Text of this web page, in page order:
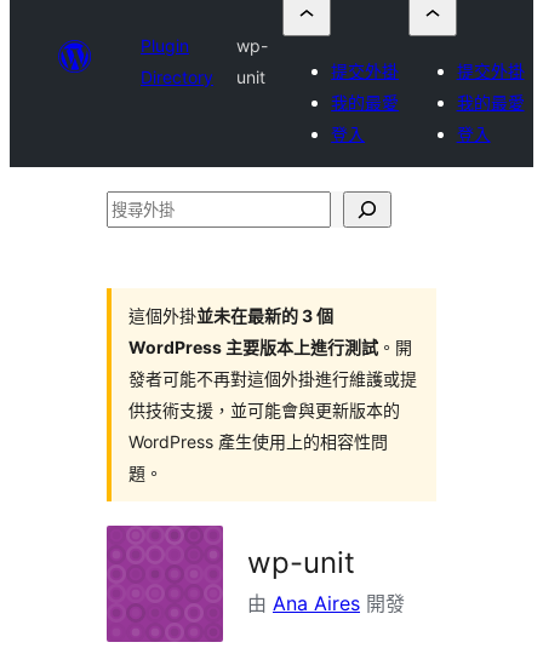
Plugin
Directory
wp-
unit
提交外掛
我的最愛
登入
提交外掛
我的最愛
登入
搜
這個外掛並未在最新的 3 個
WordPress 主要版本上進行測試 。開
發者可能不再對這個外掛進行維護或提
供技術支援，並可能會與更新版本的
WordPress 產生使用上的相容性問
題。
wp-unit
由 Ana Aires 開發